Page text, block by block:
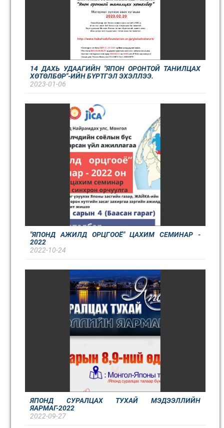
14 ДАХЬ УДААГИЙН "ЯПОН ОРОНТОЙ ТАНИЛЦАХ
ХӨТӨЛБӨР"-ИЙН БҮРТГЭЛ ЭХЭЛЛЭЭ.
2023-01-06
"ЯПОНД АЖИЛД ОРЦГООЁ" ЦАХИМ СЕМИНАР -
2022
2022-10-24
ЯПОНД СУРАЛЦАХ ТУХАЙ МЭДЭЭЛЛИЙН
ЯАРМАГ-2022
2022-09-27